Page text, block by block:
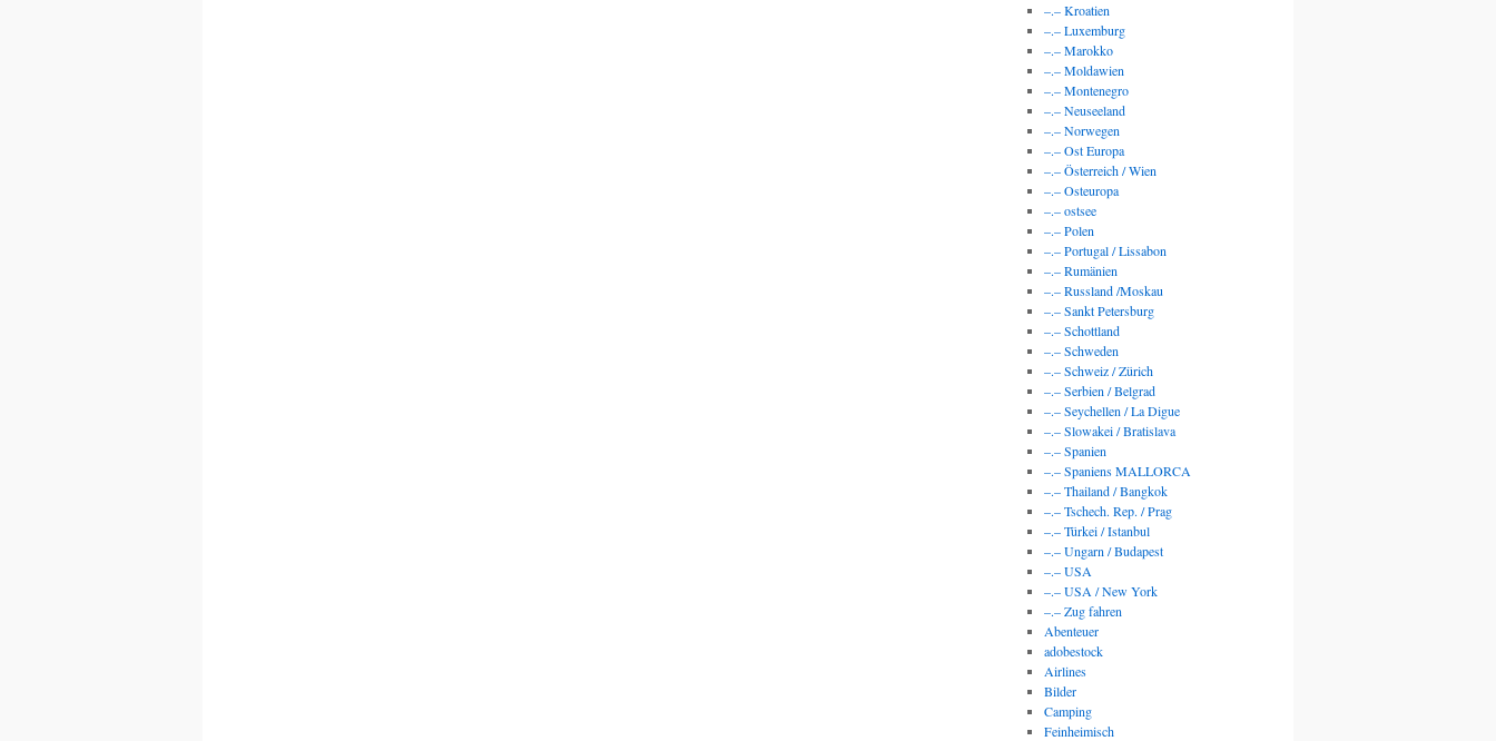
–.– Kroatien
–.– Luxemburg
–.– Marokko
–.– Moldawien
–.– Montenegro
–.– Neuseeland
–.– Norwegen
–.– Ost Europa
–.– Österreich / Wien
–.– Osteuropa
–.– ostsee
–.– Polen
–.– Portugal / Lissabon
–.– Rumänien
–.– Russland /Moskau
–.– Sankt Petersburg
–.– Schottland
–.– Schweden
–.– Schweiz / Zürich
–.– Serbien / Belgrad
–.– Seychellen / La Digue
–.– Slowakei / Bratislava
–.– Spanien
–.– Spaniens MALLORCA
–.– Thailand / Bangkok
–.– Tschech. Rep. / Prag
–.– Türkei / Istanbul
–.– Ungarn / Budapest
–.– USA
–.– USA / New York
–.– Zug fahren
Abenteuer
adobestock
Airlines
Bilder
Camping
Feinheimisch